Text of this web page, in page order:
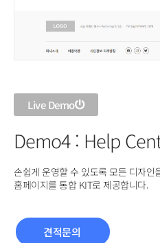
Live Demo
Demo4 : Help
손쉽게 운영할 수 있도록 모든 디자
홈페이지를 통합 KIT로 제공합니다.
견적문의